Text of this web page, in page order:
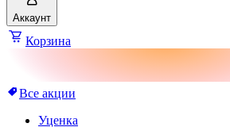
Аккаунт
Корзина
Все акции
Уценка